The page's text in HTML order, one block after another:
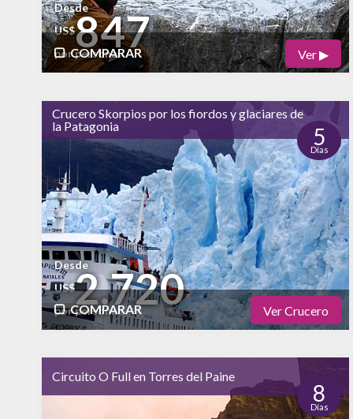
Desde
US$847
por persona
COMPARAR
Naturaleza
alto
Vida Nocturna
Ver ▶
Crucero Skorpios por los fiordos y glaciares de
la Patagonia
5
Días
Desde
US$2.720
por persona
COMPARAR Ver Crucero
Circuito O Full en Torres del Paine
8
Días